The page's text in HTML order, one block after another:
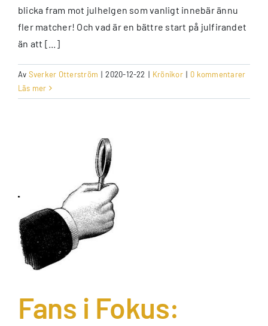
blicka fram mot julhelgen som vanligt innebär ännu
fler matcher! Och vad är en bättre start på julfirandet
än att [...]
Av Sverker Otterström | 2020-12-22 | Krönikor | 0 kommentarer
Läs mer
Fans i Fokus: